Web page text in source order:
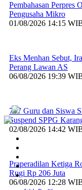
Pembahasan Perpres
Pengusaha Mikro
01/08/2026 14:15
Eks Menhan Sebut,
Perang Lawan AS
06/08/2026 19:39
707 Guru dan Siswa
Suspend SPPG
02/08/2026 14:42
Praperadilan Ketiga
Rugi Rp 206 Juta
06/08/2026 12:28